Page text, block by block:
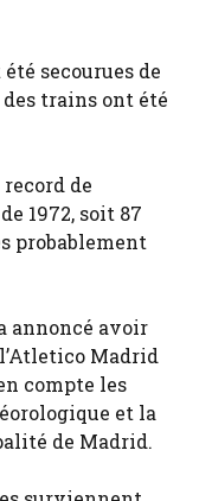
secourues de
trains ont été
de
1972, soit 87
probablement
annoncé avoir
Madrid
compte les
et la
de Madrid.